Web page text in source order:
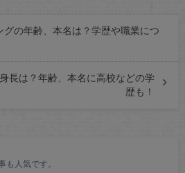
グの年齢、本名は？学歴や職業につ
長は？年齢、本名に高校などの学
歴も！
も人気です。